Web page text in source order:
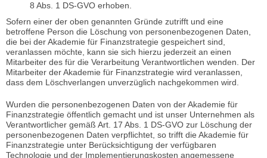
8 Abs. 1 DS-GVO erhoben.
Sofern einer der oben genannten Gründe zutrifft und eine
betroffene Person die Löschung von personenbezogenen Daten,
die bei der Akademie für Finanzstrategie gespeichert sind,
veranlassen möchte, kann sie sich hierzu jederzeit an einen
Mitarbeiter des für die Verarbeitung Verantwortlichen wenden. Der
Mitarbeiter der Akademie für Finanzstrategie wird veranlassen,
dass dem Löschverlangen unverzüglich nachgekommen wird.
Wurden die personenbezogenen Daten von der Akademie für
Finanzstrategie öffentlich gemacht und ist unser Unternehmen als
Verantwortlicher gemäß Art. 17 Abs. 1 DS-GVO zur Löschung der
personenbezogenen Daten verpflichtet, so trifft die Akademie für
Finanzstrategie unter Berücksichtigung der verfügbaren
Technologie und der Implementierungskosten angemessene